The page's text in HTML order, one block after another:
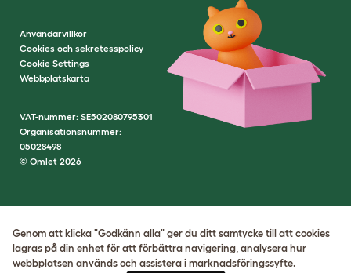
Användarvillkor
Cookies och sekretesspolicy
Cookie Settings
Webbplatskarta
VAT-nummer: SE502080795301
Organisationsnummer:
05028498
© Omlet 2026
Genom att klicka "Godkänn alla" ger du ditt samtycke till att cookies
lagras på din enhet för att förbättra navigering, analysera hur
webbplatsen används och assistera i marknadsföringssyfte.